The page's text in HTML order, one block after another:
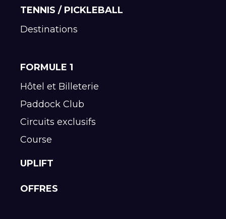
TENNIS / PICKLEBALL
Destinations
FORMULE 1
Hôtel et Billeterie
Paddock Club
Circuits exclusifs
Course
UPLIFT
OFFRES